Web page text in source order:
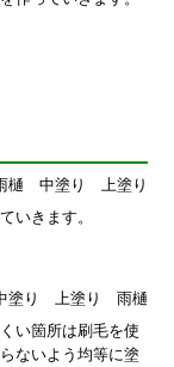
いきます。
い箇所は刷毛を使
ないよう均等に塗